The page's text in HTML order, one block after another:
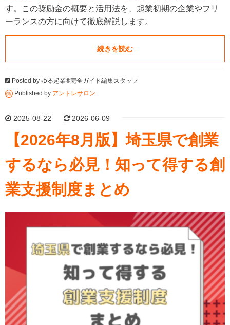
す。この奨励金の概要と活用法を、起業初期の企業やフリ
ーランスの方に向けて徹底解説します。
続きを読む
Posted by ゆる起業®完全ガイド編集スタッフ
Published by アントレサロン
2025-08-22 2026-06-09
【2026年8月版】埼玉県で創業
するなら必見！知って得する創
業支援制度まとめ